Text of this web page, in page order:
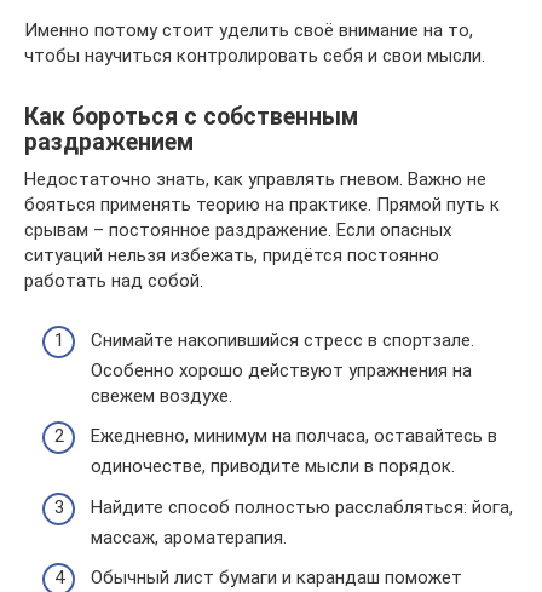
Именно потому стоит уделить своё внимание на то,
чтобы научиться контролировать себя и свои мысли.
Как бороться с собственным
раздражением
Недостаточно знать, как управлять гневом. Важно не
бояться применять теорию на практике. Прямой путь к
срывам – постоянное раздражение. Если опасных
ситуаций нельзя избежать, придётся постоянно
работать над собой.
Снимайте накопившийся стресс в спортзале.
Особенно хорошо действуют упражнения на
свежем воздухе.
Ежедневно, минимум на полчаса, оставайтесь в
одиночестве, приводите мысли в порядок.
Найдите способ полностью расслабляться: йога,
массаж, ароматерапия.
Обычный лист бумаги и карандаш поможет